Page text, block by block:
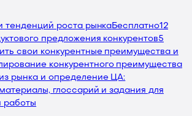
тенденций роста рынкаБесплатно12
предложения конкурентов5
свои конкурентные преимущества и
конкурентного преимущества
рынка и определение ЦА:
глоссарий и задания для
работы